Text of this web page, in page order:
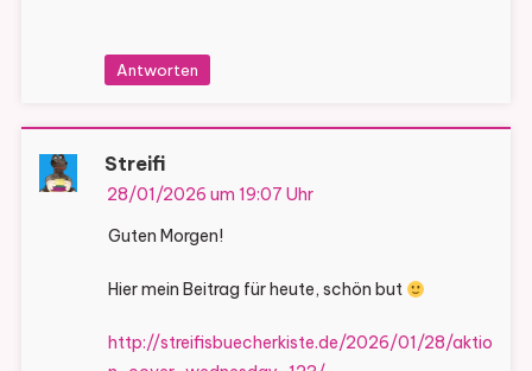
Antworten
Streifi
28/01/2026 um 19:07 Uhr
Guten Morgen!
Hier mein Beitrag für heute, schön but
http://streifisbuecherkiste.de/2026/01/28/aktio